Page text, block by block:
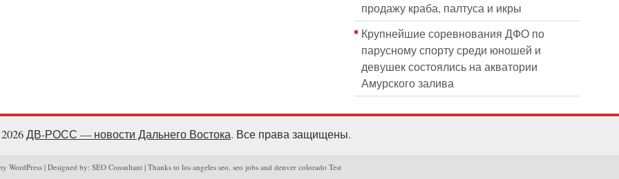
продажу краба, палтуса и икры
Крупнейшие соревнования ДФО по
парусному спорту среди юношей и
девушек состоялись на акватории
Амурского залива
ДВ-РОСС — новости Дальнего Востока. Все права защищены.
WordPress | Designed by: SEO Consultant | Thanks to los angeles seo, seo jobs and denver colorado Test